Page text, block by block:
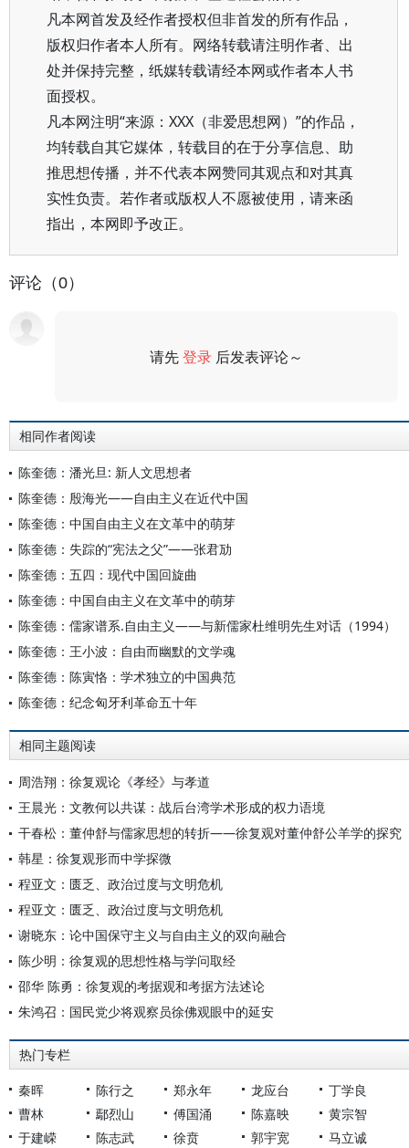
凡本网首发及经作者授权但非首发的所有作品，
版权归作者本人所有。网络转载请注明作者、出
处并保持完整，纸媒转载请经本网或作者本人书
面授权。
凡本网注明“来源：XXX（非爱思想网）”的作品，
均转载自其它媒体，转载目的在于分享信息、助
推思想传播，并不代表本网赞同其观点和对其真
实性负责。若作者或版权人不愿被使用，请来函
指出，本网即予改正。
评论（0）
请先登录 后发表评论～
相同作者阅读
陈奎德：潘光旦: 新人文思想者
陈奎德：殷海光——自由主义在近代中国
陈奎德：中国自由主义在文革中的萌芽
陈奎德：失踪的“宪法之父”——张君劢
陈奎德：五四：现代中国回旋曲
陈奎德：中国自由主义在文革中的萌芽
陈奎德：儒家谱系.自由主义——与新儒家杜维明先生对话（1994）
陈奎德：王小波：自由而幽默的文学魂
陈奎德：陈寅恪：学术独立的中国典范
陈奎德：纪念匈牙利革命五十年
相同主题阅读
周浩翔：徐复观论《孝经》与孝道
王晨光：文教何以共谋：战后台湾学术形成的权力语境
干春松：董仲舒与儒家思想的转折——徐复观对董仲舒公羊学的探究
韩星：徐复观形而中学探微
程亚文：匮乏、政治过度与文明危机
程亚文：匮乏、政治过度与文明危机
谢晓东：论中国保守主义与自由主义的双向融合
陈少明：徐复观的思想性格与学问取经
邵华 陈勇：徐复观的考据观和考据方法述论
朱鸿召：国民党少将观察员徐佛观眼中的延安
热门专栏
秦晖 陈行之 郑永年 龙应台
丁学良
曹林
鄢烈山 傅国涌 陈嘉映
黄宗智
于建嵘
陈志武 徐贲 郭宇宽 马立诚